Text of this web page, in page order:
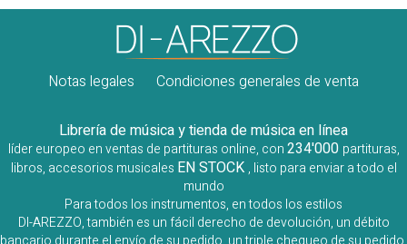
Notas legales Condiciones generales de venta
Librería de música y tienda de música en línea
líder europeo en ventas de partituras online, con234'000 partituras,
libros, accesorios musicales EN STOCK , listo para enviar a todo el
mundo
Para todos los instrumentos, en todos los estilos
DI-AREZZO, también es un fácil derecho de devolución, un débito